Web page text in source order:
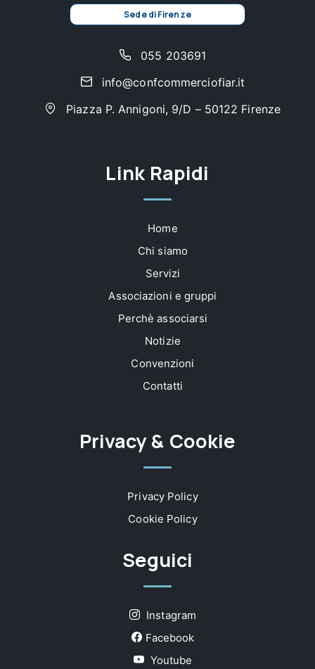
Sede di Firenze
055 203691
info@confcommerciofiar.it
Piazza P. Annigoni, 9/D – 50122 Firenze
Link Rapidi
Home
Chi siamo
Servizi
Associazioni e gruppi
Perchè associarsi
Notizie
Convenzioni
Contatti
Privacy & Cookie
Privacy Policy
Cookie Policy
Seguici
Instagram
Facebook
Youtube